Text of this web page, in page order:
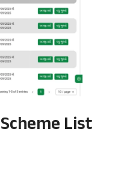
List